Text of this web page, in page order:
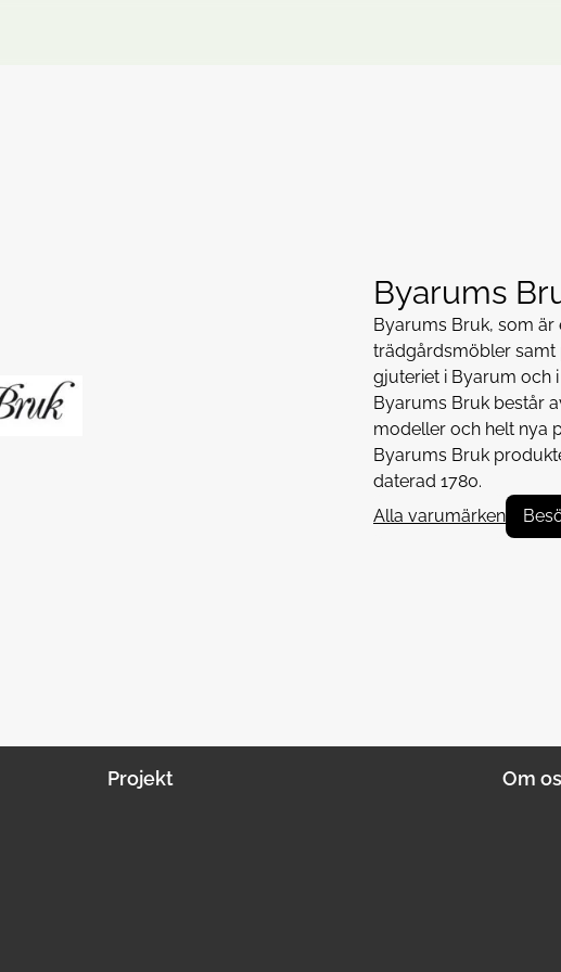
Byarums
Byarums Bruk, som
trädgårdsmöbler samt
gjuteriet i Byarum och
Byarums Bruk består
modeller och helt nya
Byarums Bruk
daterad 1780.
Alla varumärken
Projekt Om